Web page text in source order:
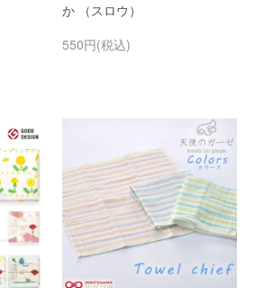
か （スロウ）
550円(税込)